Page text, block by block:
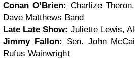
Conan O’Brien: Charlize
Dave Matthews Band
Late Late Show: Juliette Lewis,
Jimmy Fallon: Sen. John
Rufus Wainwright